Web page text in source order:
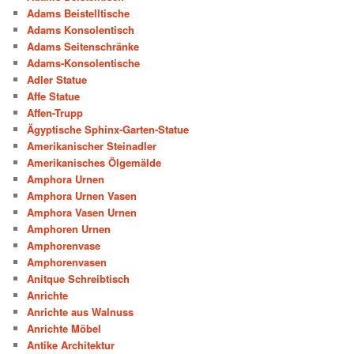
Adams Beistelltische
Adams Konsolentisch
Adams Seitenschränke
Adams-Konsolentische
Adler Statue
Affe Statue
Affen-Trupp
Ägyptische Sphinx-Garten-Statue
Amerikanischer Steinadler
Amerikanisches Ölgemälde
Amphora Urnen
Amphora Urnen Vasen
Amphora Vasen Urnen
Amphoren Urnen
Amphorenvase
Amphorenvasen
Anitque Schreibtisch
Anrichte
Anrichte aus Walnuss
Anrichte Möbel
Antike Architektur